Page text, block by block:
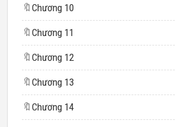
🔖 Chương 10
🔖 Chương 11
🔖 Chương 12
🔖 Chương 13
🔖 Chương 14